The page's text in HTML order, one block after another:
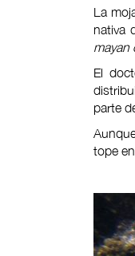
La
nativa
mayan
El
parte
tope